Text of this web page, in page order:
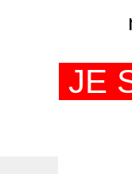
JE